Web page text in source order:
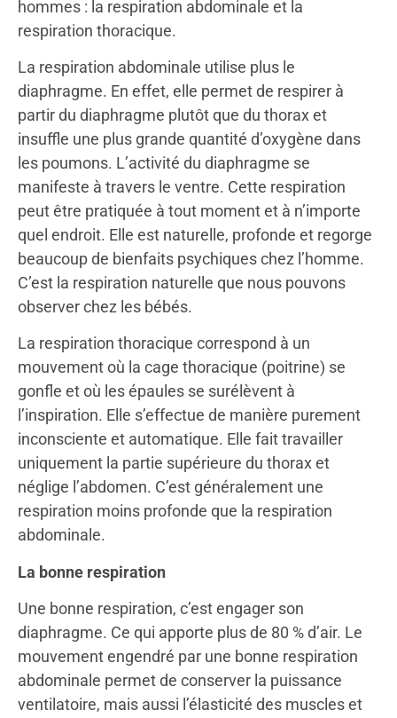
hommes : la respiration abdominale et la
respiration thoracique.
La respiration abdominale utilise plus le
diaphragme. En effet, elle permet de respirer à
partir du diaphragme plutôt que du thorax et
insuffle une plus grande quantité d’oxygène dans
les poumons. L’activité du diaphragme se
manifeste à travers le ventre. Cette respiration
peut être pratiquée à tout moment et à n’importe
quel endroit. Elle est naturelle, profonde et regorge
beaucoup de bienfaits psychiques chez l’homme.
C’est la respiration naturelle que nous pouvons
observer chez les bébés.
La respiration thoracique correspond à un
mouvement où la cage thoracique (poitrine) se
gonfle et où les épaules se surélèvent à
l’inspiration. Elle s’effectue de manière purement
inconsciente et automatique. Elle fait travailler
uniquement la partie supérieure du thorax et
néglige l’abdomen. C’est généralement une
respiration moins profonde que la respiration
abdominale.
La bonne respiration
Une bonne respiration, c’est engager son
diaphragme. Ce qui apporte plus de 80 % d’air. Le
mouvement engendré par une bonne respiration
abdominale permet de conserver la puissance
ventilatoire, mais aussi l’élasticité des muscles et